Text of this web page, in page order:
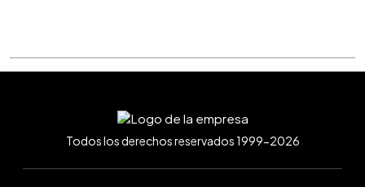
Todos los derechos reservados 1999-2026